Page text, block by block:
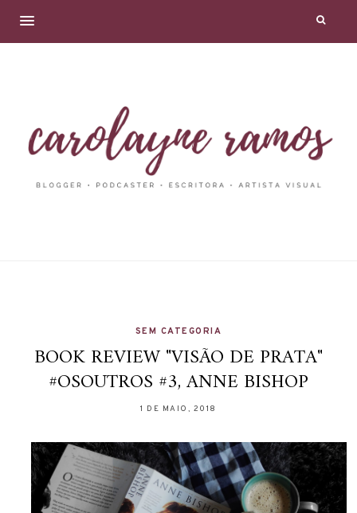
SEM CATEGORIA
BOOK REVIEW "VISÃO DE PRATA"
#OSOUTROS #3, ANNE BISHOP
1 DE MAIO, 2018